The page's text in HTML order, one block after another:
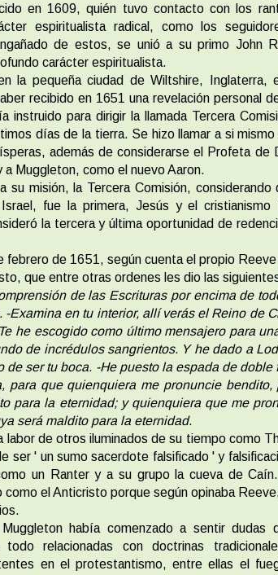
en 1609, quién tuvo contacto con los
espiritualista radical, como los
de estos, se unió a su primo John
carácter espiritualista.
la pequeña ciudad de Wiltshire, Inglaterra,
recibido en 1651 una revelación personal
instruido para dirigir la llamada Tercera
días de la tierra. Se hizo llamar a si
además de considerarse el Profeta de
a Muggleton, como el nuevo Aaron.
su misión, la Tercera Comisión, considerando
fue la primera, Jesús y el cristianismo
la tercera y última oportunidad de
febrero de 1651, según cuenta el propio Reeve
que entre otras ordenes les dio las
de las Escrituras por encima de
-Examina en tu interior, allí verás el Reino de
he escogido como último mensajero para
de incrédulos sangrientos. Y he dado a
de ser tu boca. -He puesto la espada de doble
para que quienquiera me pronuncie bendito,
para la eternidad; y quienquiera que me
será maldito para la eternidad.
labor de otros iluminados de su tiempo como
ser ' un sumo sacerdote falsificado ' y
un Ranter y a su grupo la cueva de
como el Anticristo porque según opinaba
había comenzado a sentir dudas
todo relacionadas con doctrinas
en el protestantismo, entre ellas el